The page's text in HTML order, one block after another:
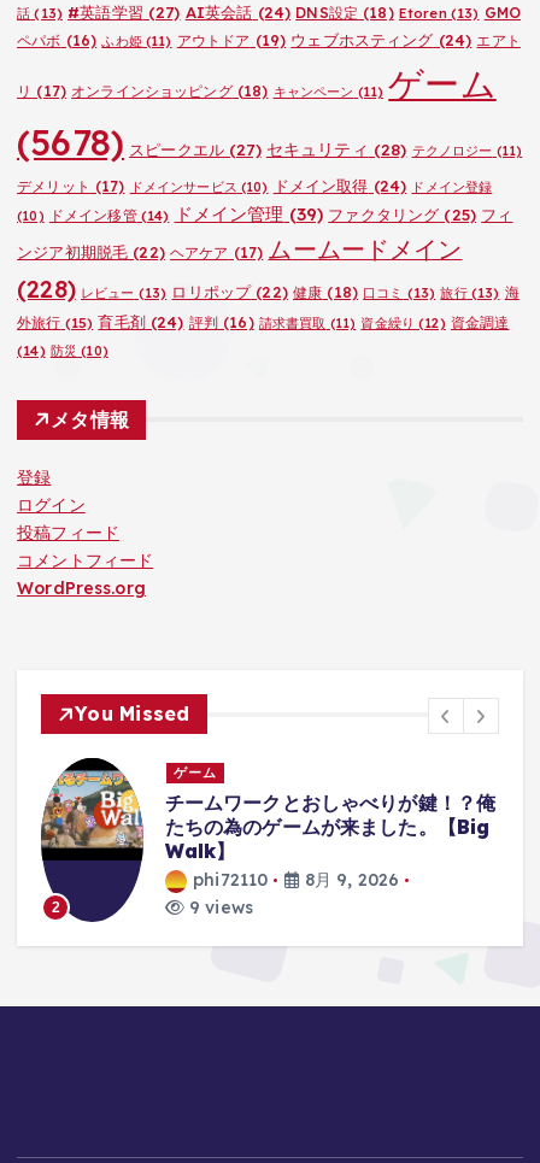
話 (13) #英語学習 (27) AI英会話 (24) DNS設定 (18) Etoren(13) GMO
ペパボ (16) ふわ姫(11) アウトドア (19) ウェブホスティング (24) エアト
リ (17) オンラインショッピング(18) キャンペーン (11) ゲーム
(5678) スピークエル(27) セキュリティ (28) テクノロジー (11)
デメリット (17) ドメインサービス (10) ドメイン取得 (24) ドメイン登録
(10)
ドメイン移管(14) ドメイン管理 (39) ファクタリング (25) フィ
ンジア初期脱毛 (22) ヘアケア (17) ムームードメイン
(228) レビュー (13) ロリポップ(22) 健康 (18) 口コミ (13) 旅行(13) 海
外旅行 (15) 育毛剤(24) 評判 (16) 請求書買取 (11) 資金繰り (12) 資金調達
(14) 防災 (10)
メタ情報
登録
ログイン
投稿フィード
コメントフィード
WordPress.org
You Missed
？俺
ゲーム
【レトロゲーム】機動戦士Zガンダム
エゥーゴvs.ティターンズ
PlayStation2 【ゆっくり実況】
phi72110
8月 9, 2026
9 views